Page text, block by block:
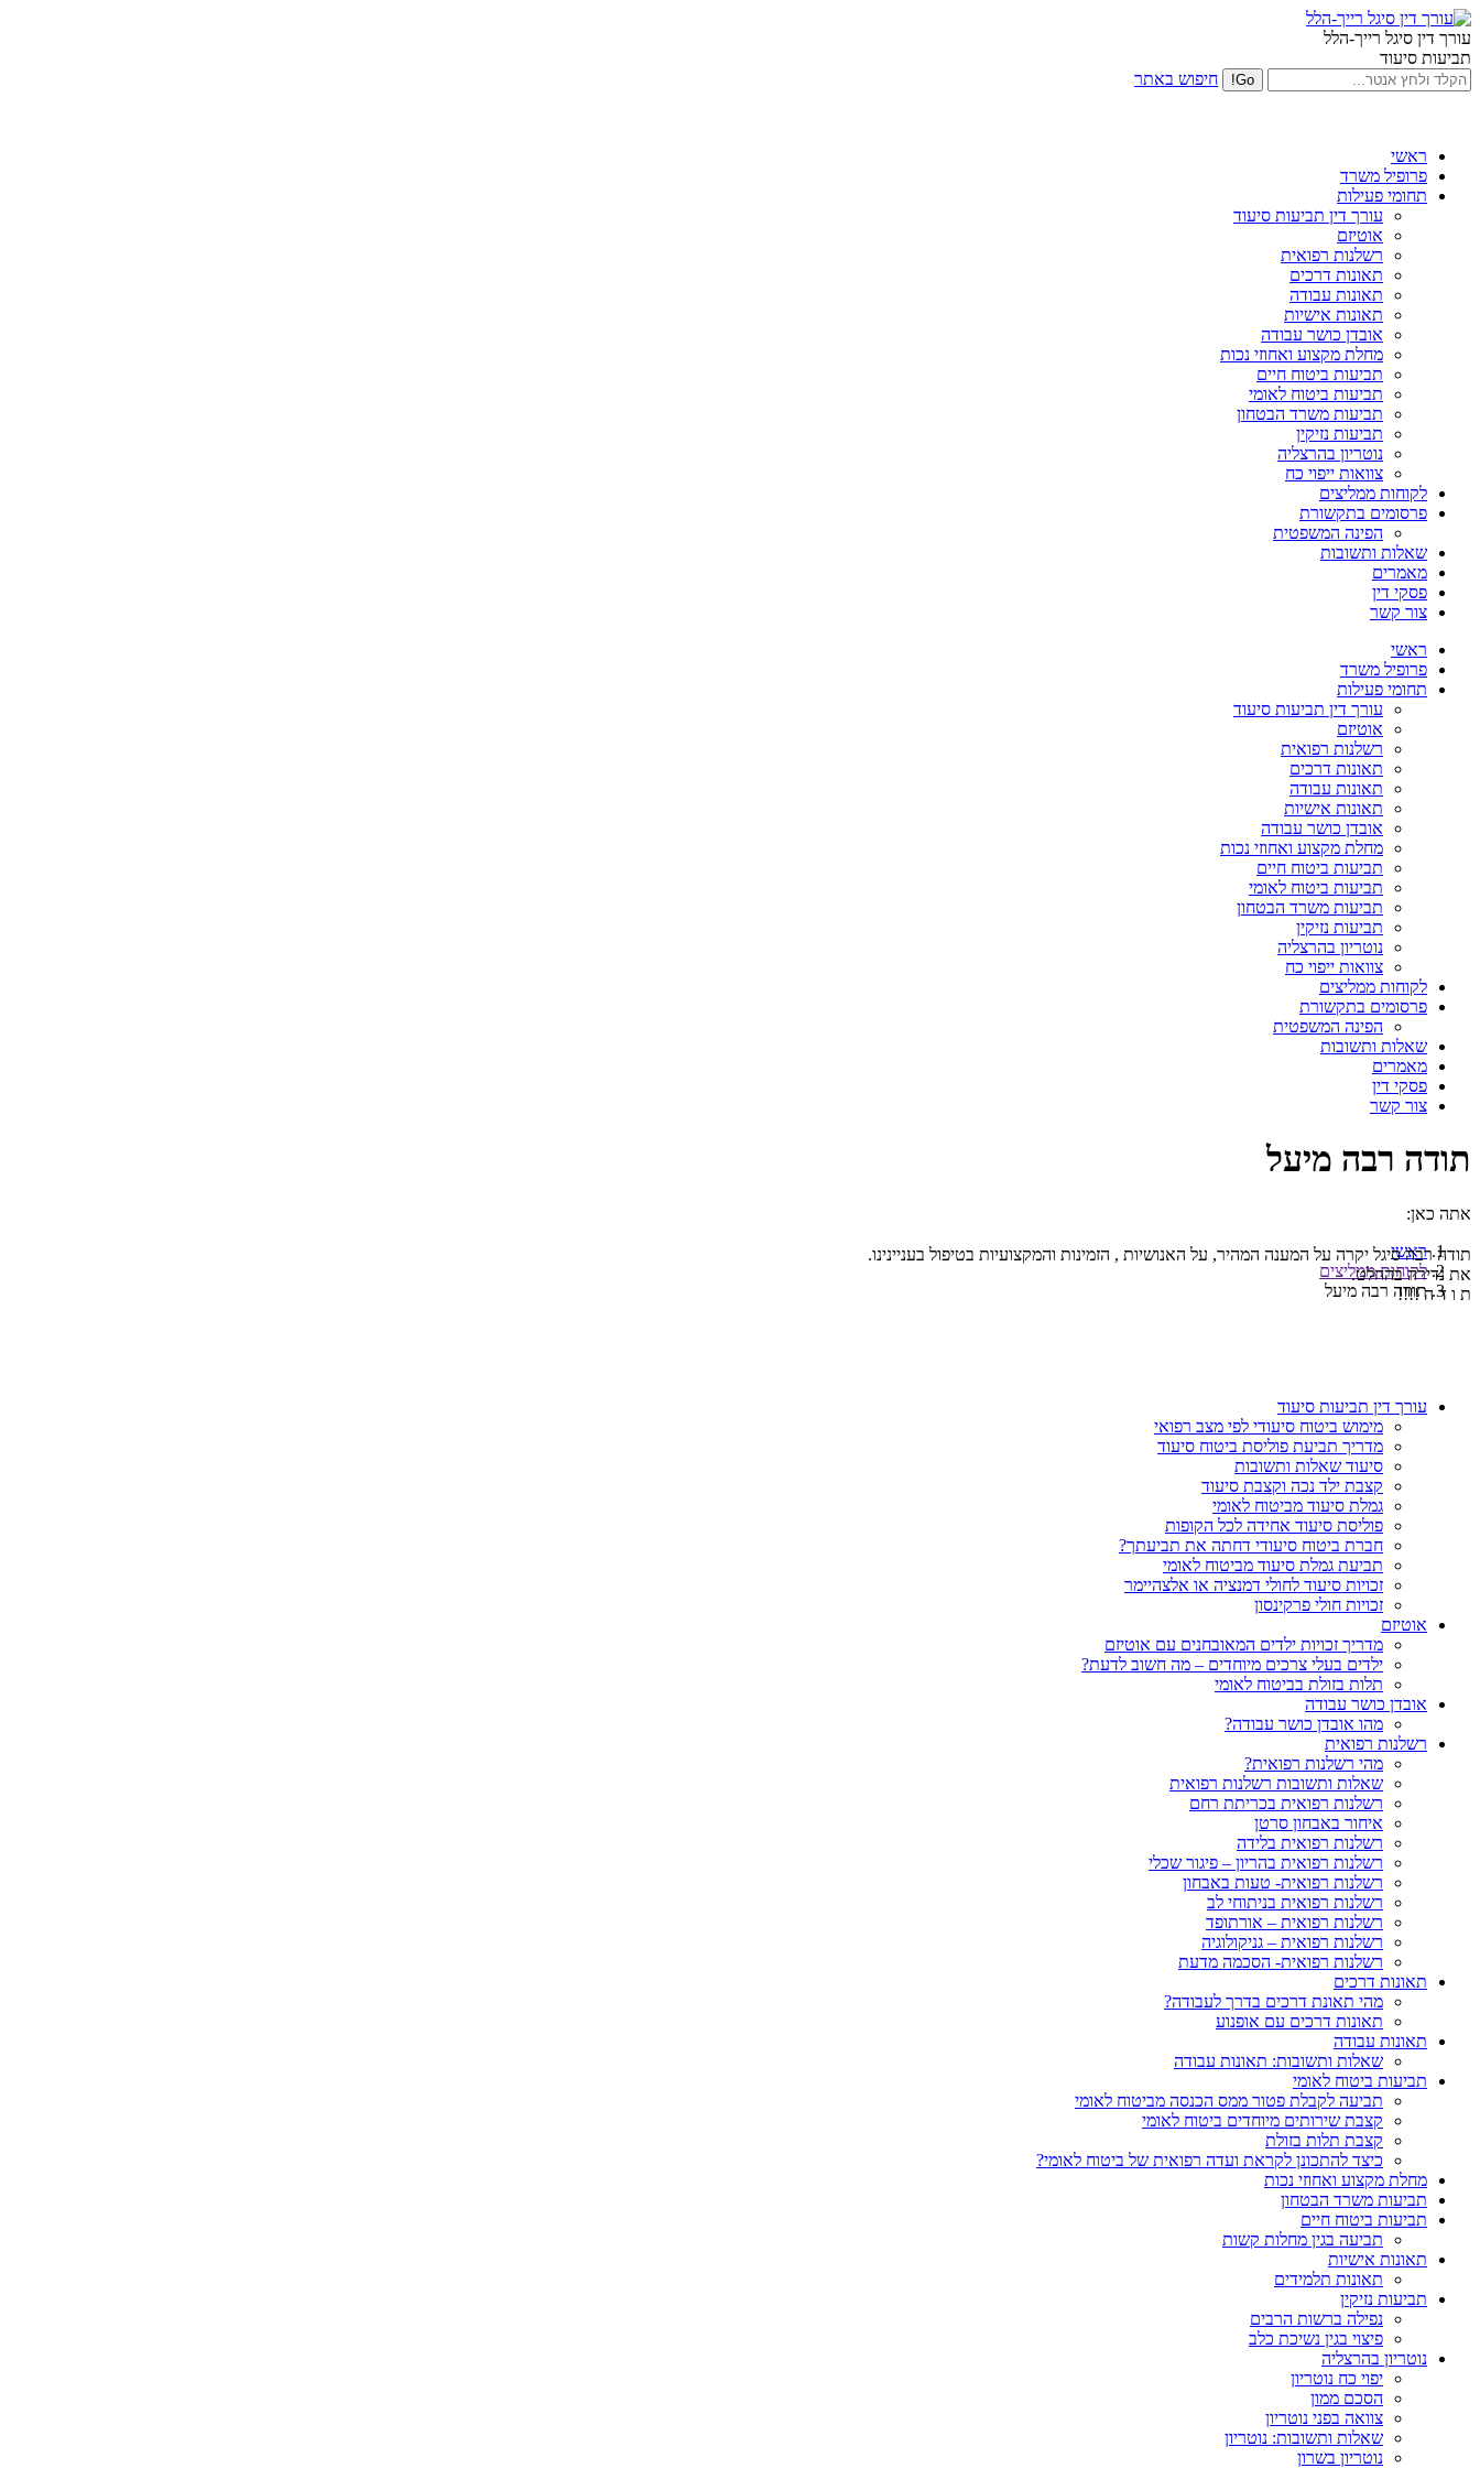
עורך דין סיגל רייך-הלל
תביעות סיעוד
חיפוש באתר
ראשי
פרופיל משרד
תחומי פעילות
עורך דין תביעות סיעוד
אוטיזם
רשלנות רפואית
תאונות דרכים
תאונות עבודה
תאונות אישיות
אובדן כושר עבודה
מחלת מקצוע ואחוזי נכות
תביעות ביטוח חיים
תביעות ביטוח לאומי
תביעות משרד הבטחון
תביעות נזיקין
נוטריון בהרצליה
צוואות ייפוי כח
לקוחות ממליצים
פרסומים בתקשורת
הפינה המשפטית
שאלות ותשובות
מאמרים
פסקי דין
צור קשר
ראשי
פרופיל משרד
תחומי פעילות
עורך דין תביעות סיעוד
אוטיזם
רשלנות רפואית
תאונות דרכים
תאונות עבודה
תאונות אישיות
אובדן כושר עבודה
מחלת מקצוע ואחוזי נכות
תביעות ביטוח חיים
תביעות ביטוח לאומי
תביעות משרד הבטחון
תביעות נזיקין
נוטריון בהרצליה
צוואות ייפוי כח
לקוחות ממליצים
פרסומים בתקשורת
הפינה המשפטית
שאלות ותשובות
מאמרים
פסקי דין
צור קשר
תודה רבה מיעל
אתה כאן:
ראשי
לקוחות ממליצים
תודה רבה מיעל
תודה רבה סיגל יקרה על המענה המהיר, על האנושיות , הזמינות והמקצועיות בטיפול בעניינינו.
את נדירה בהחלט.
ת ו ד ה !!!!
עורך דין תביעות סיעוד
מימוש ביטוח סיעודי לפי מצב רפואי
מדריך תביעת פוליסת ביטוח סיעוד
סיעוד שאלות ותשובות
קצבת ילד נכה וקצבת סיעוד
גמלת סיעוד מביטוח לאומי
פוליסת סיעוד אחידה לכל הקופות
חברת ביטוח סיעודי דחתה את תביעתך?
תביעת גמלת סיעוד מביטוח לאומי
זכויות סיעוד לחולי דמנציה או אלצהיימר
זכויות חולי פרקינסון
אוטיזם
מדריך זכויות ילדים המאובחנים עם אוטיזם
ילדים בעלי צרכים מיוחדים – מה חשוב לדעת?
תלות בזולת בביטוח לאומי
אובדן כושר עבודה
מהו אובדן כושר עבודה?
רשלנות רפואית
מהי רשלנות רפואית?
שאלות ותשובות רשלנות רפואית
רשלנות רפואית בכריתת רחם
איחור באבחון סרטן
רשלנות רפואית בלידה
רשלנות רפואית בהריון – פיגור שכלי
רשלנות רפואית- טעות באבחון
רשלנות רפואית בניתוחי לב
רשלנות רפואית – אורתופד
רשלנות רפואית – גניקולוגיה
רשלנות רפואית- הסכמה מדעת
תאונות דרכים
מהי תאונת דרכים בדרך לעבודה?
תאונות דרכים עם אופנוע
תאונות עבודה
שאלות ותשובות: תאונות עבודה
תביעות ביטוח לאומי
תביעה לקבלת פטור ממס הכנסה מביטוח לאומי
קצבת שירותים מיוחדים ביטוח לאומי
קצבת תלות בזולת
כיצד להתכונן לקראת ועדה רפואית של ביטוח לאומי?
מחלת מקצוע ואחוזי נכות
תביעות משרד הבטחון
תביעות ביטוח חיים
תביעה בגין מחלות קשות
תאונות אישיות
תאונות תלמידים
תביעות נזיקין
נפילה ברשות הרבים
פיצוי בגין נשיכת כלב
נוטריון בהרצליה
יפוי כח נוטריון
הסכם ממון
צוואה בפני נוטריון
שאלות ותשובות: נוטריון
נוטריון בשרון